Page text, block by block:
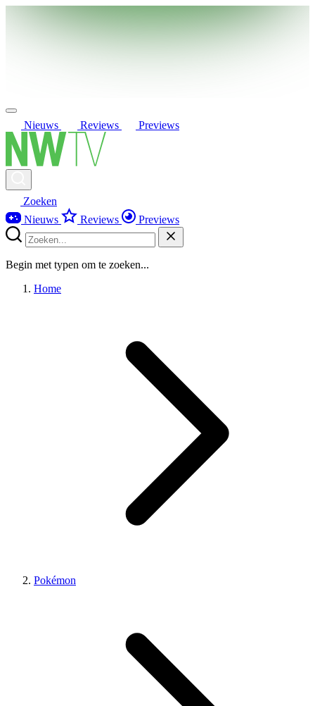
Nieuws Reviews Previews
Zoeken
Nieuws
Reviews Previews
Begin met typen om te zoeken...
Home
Pokémon